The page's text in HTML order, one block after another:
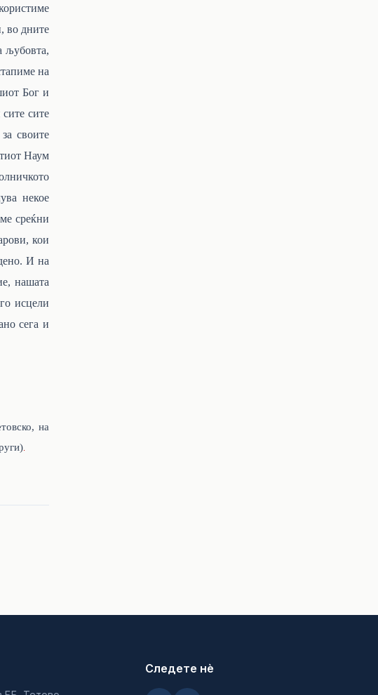
во дните
љубовта,
на
Бог и
сите
своите
Наум
некое
среќни
кои
И на
нашата
исцели
сега и
, на
Следете нè